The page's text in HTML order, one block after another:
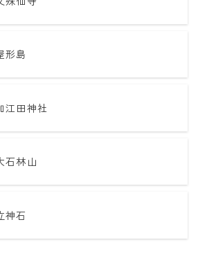
形島
江田神社
石林山
神石